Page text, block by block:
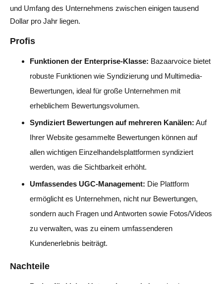
und Umfang des Unternehmens zwischen einigen tausend
Dollar pro Jahr liegen.
Profis
Funktionen der Enterprise-Klasse: Bazaarvoice bietet
robuste Funktionen wie Syndizierung und Multimedia-
Bewertungen, ideal für große Unternehmen mit
erheblichem Bewertungsvolumen.
Syndiziert Bewertungen auf mehreren Kanälen: Auf
Ihrer Website gesammelte Bewertungen können auf
allen wichtigen Einzelhandelsplattformen syndiziert
werden, was die Sichtbarkeit erhöht.
Umfassendes UGC-Management: Die Plattform
ermöglicht es Unternehmen, nicht nur Bewertungen,
sondern auch Fragen und Antworten sowie Fotos/Videos
zu verwalten, was zu einem umfassenderen
Kundenerlebnis beiträgt.
Nachteile